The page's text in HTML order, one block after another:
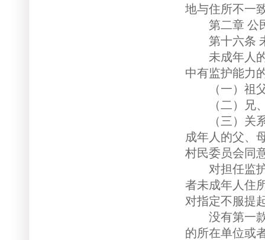
地与住所不一
第二章 公民
第十六条 未
未成年人的
中有监护能力
（一）祖父
（二）兄
（三）关系
成年人的父、
村民委员会同
对担任监护
者未成年人住
对指定不服提
没有第一款
的所在单位或